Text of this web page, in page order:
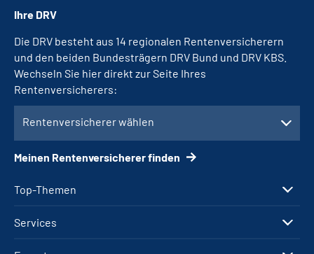
Top-Themen
Services
Ihre DRV
Die DRV besteht aus 14 regionalen Rentenversicherern
und den beiden Bundesträgern DRV Bund und DRV KBS.
Wechseln Sie hier direkt zur Seite Ihres
Rentenversicherers:
Rentenversicherer wählen
Meinen Rentenversicherer finden